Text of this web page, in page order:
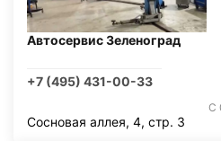
Автосервис Зеленоград
+7 (495) 431-00-33
С
Сосновая аллея, 4, стр. 3